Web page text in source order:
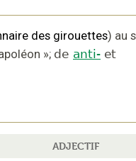
des girouettes) au
»; de anti- et
ADJECTIF